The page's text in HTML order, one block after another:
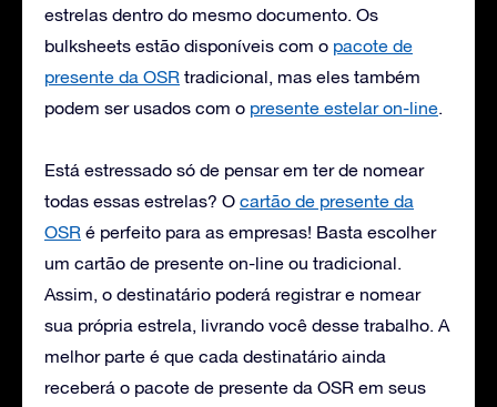
estrelas dentro do mesmo documento. Os
bulksheets estão disponíveis com o pacote de
presente da OSR tradicional, mas eles também
podem ser usados com o presente estelar on-line.
Está estressado só de pensar em ter de nomear
todas essas estrelas? O cartão de presente da
OSR é perfeito para as empresas! Basta escolher
um cartão de presente on-line ou tradicional.
Assim, o destinatário poderá registrar e nomear
sua própria estrela, livrando você desse trabalho. A
melhor parte é que cada destinatário ainda
receberá o pacote de presente da OSR em seus